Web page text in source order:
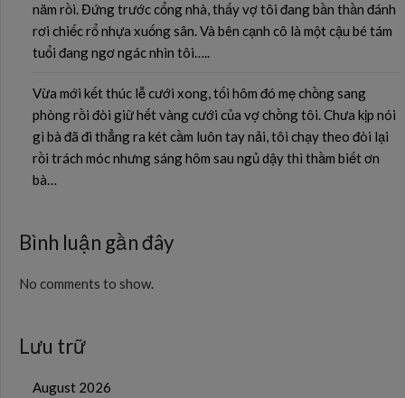
năm rồi. Đứng trước cổng nhà, thấy vợ tôi đang bần thần đánh
rơi chiếc rổ nhựa xuống sân. Và bên cạnh cô là một cậu bé tám
tuổi đang ngơ ngác nhìn tôi…..
Vừa mới kết thúc lễ cưới xong, tối hôm đó mẹ chồng sang
phòng rồi đòi giữ hết vàng cưới của vợ chồng tôi. Chưa kịp nói
gì bà đã đi thẳng ra két cầm luôn tay nải, tôi chạy theo đòi lại
rồi trách móc nhưng sáng hôm sau ngủ dậy thì thầm biết ơn
bà…
Bình luận gần đây
No comments to show.
Lưu trữ
August 2026